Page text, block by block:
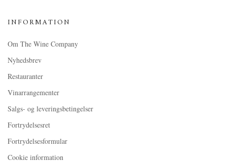
INFORMATION
Om The Wine Company
Nyhedsbrev
Restauranter
Vinarrangementer
Salgs- og leveringsbetingelser
Fortrydelsesret
Fortrydelsesformular
Cookie information